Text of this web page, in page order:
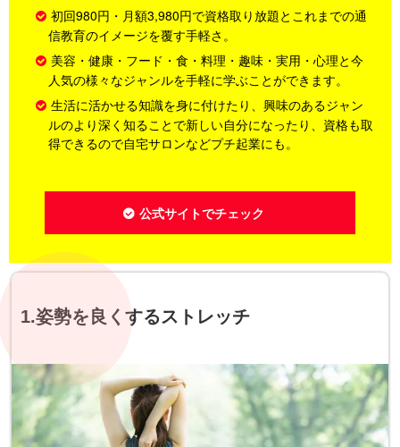
初回980円・月額3,980円で資格取り放題とこれまでの通
信教育のイメージを覆す手軽さ。
美容・健康・フード・食・料理・趣味・実用・心理と今
人気の様々なジャンルを手軽に学ぶことができます。
生活に活かせる知識を身に付けたり、興味のあるジャン
ルのより深く知ることで新しい自分になったり、資格も取
得できるので自宅サロンなどプチ起業にも。
公式サイトでチェック
1.姿勢を良くするストレッチ